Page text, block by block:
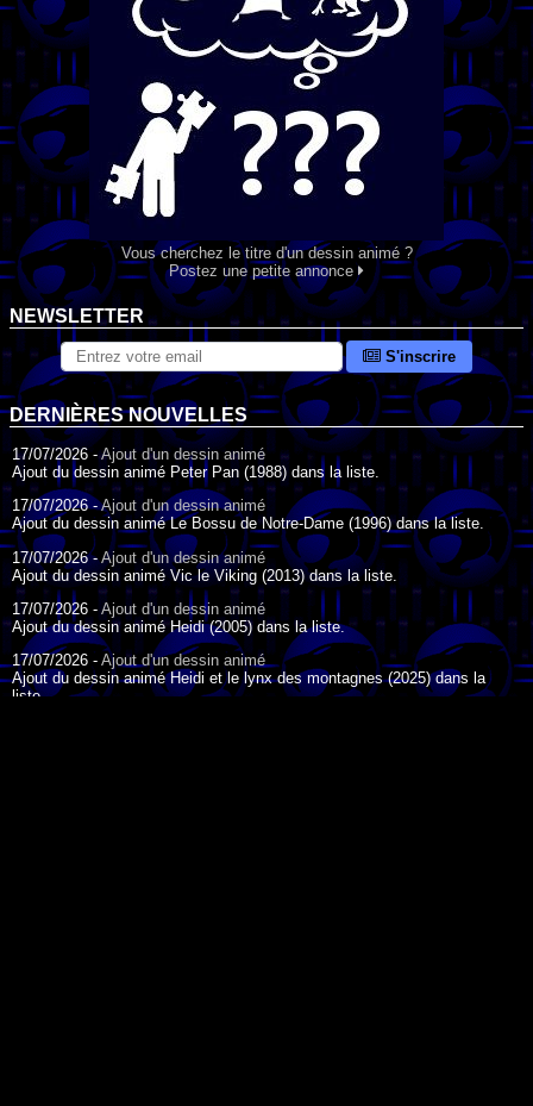
Vous cherchez le titre d'un dessin animé ?
Postez une petite annonce
NEWSLETTER
S'inscrire
DERNIÈRES NOUVELLES
17/07/2026 -Ajout d'un dessin animé
Ajout du dessin animé Peter Pan (1988) dans la liste.
17/07/2026 -Ajout d'un dessin animé
Ajout du dessin animé Le Bossu de Notre-Dame (1996) dans la liste.
17/07/2026 -Ajout d'un dessin animé
Ajout du dessin animé Vic le Viking (2013) dans la liste.
17/07/2026 - Ajout d'un dessin animé
Ajout du dessin animé Heidi (2005) dans la liste.
17/07/2026 - Ajout d'un dessin animé
Ajout du dessin animé Heidi et le lynx des montagnes (2025) dans la
liste.